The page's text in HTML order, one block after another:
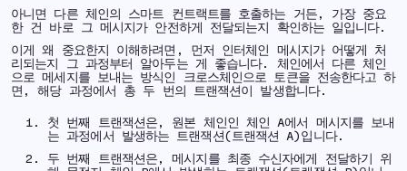
아니면 다른 체인의 스마트 컨트랙트를 호출하는 거든, 가장 중요
한 건 바로 그 메시지가 안전하게 전달되는지 확인하는 일입니다.
이게 왜 중요한지 이해하려면, 먼저 인터체인 메시지가 어떻게 처
리되는지 그 과정부터 알아두는 게 좋습니다. 체인에서 다른 체인
으로 메세지를 보내는 방식인 크로스체인으로 토큰을 전송한다고 하
면, 해당 과정에서 총 두 번의 트랜잭션이 발생합니다.
첫 번째 트랜잭션은, 원본 체인인 체인 A에서 메시지를 보내
는 과정에서 발생하는 트랜잭션(트랜잭션 A)입니다.
두 번째 트랜잭션은, 메시지를 최종 수신자에게 전달하기 위